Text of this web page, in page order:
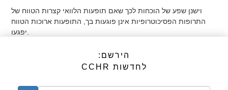
וישנן שפע של הוכחות לכך שאם תופעות הלוואי קצרות הטווח של
התרופות הפסיכוטרופיות אינן פוגעות בך, התופעות ארוכות הטווח
יפגעו.
קצרות טווח, צריך לגרום לכל מי שחושב לקחת תרופות פסיכוטרופיות
אך מה לגבי אלו שכבר לוקחים אותן ולא מצליחים להפסיק למרות
הירשם:
לחדשות CCHR